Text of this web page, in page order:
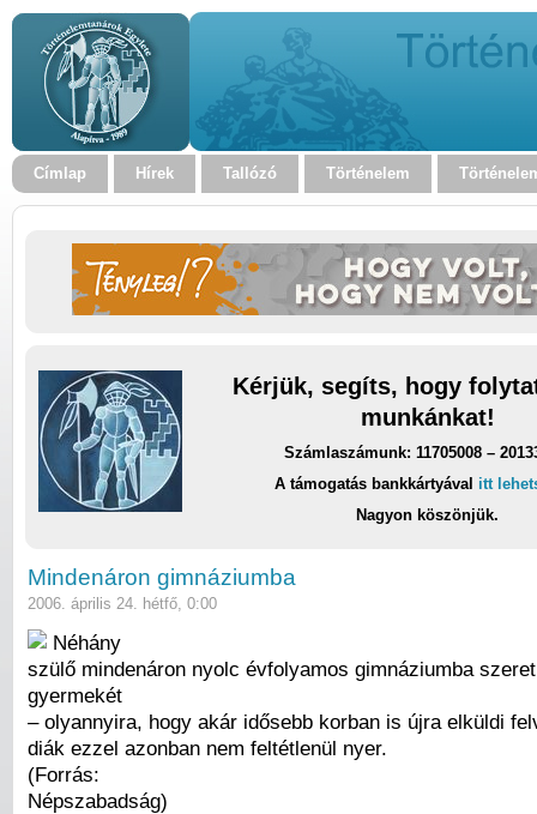
Címlap Hírek Tallózó Történelem
Kérjük, segíts, hogy
munkánkat!
Számlaszámunk: 11705008 –
A támogatás bankkártyával itt
Nagyon köszönjük.
Mindenáron gimnáziumba
2006. április 24. hétfő, 0:00
Néhány
szülő mindenáron nyolc évfolyamos gimnáziumba
gyermekét
– olyannyira, hogy akár idősebb korban is újra elküldi
diák ezzel azonban nem feltétlenül nyer.
(Forrás:
Népszabadság)